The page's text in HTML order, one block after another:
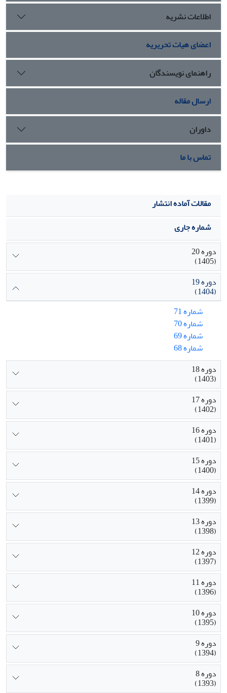
استفاده انسان‌محور و مهارت‌های اجتماعی)، 3) دانش پایه هوش
مصنوعی (شامل زیرمؤلفه‌های سواد داده و الگوریتم، استفاده از
تحلیل هوش مصنوعی و مدل‌های داده‌ای و کدنویسی)، 4) مه
اطلاعات نشریه
اعضای هیات تحریریه
راهنمای نویسندگان
ارسال مقاله
داوران
تماس با ما
مقالات آماده انتشار
شماره جاری
دوره 20
(1405)
دوره 19
(1404)
شماره 71
شماره 70
شماره 69
شماره 68
دوره 18
(1403)
دوره 17
(1402)
دوره 16
(1401)
دوره 15
(1400)
دوره 14
(1399)
دوره 13
(1398)
دوره 12
(1397)
دوره 11
(1396)
دوره 10
(1395)
دوره 9
(1394)
دوره 8
(1393)